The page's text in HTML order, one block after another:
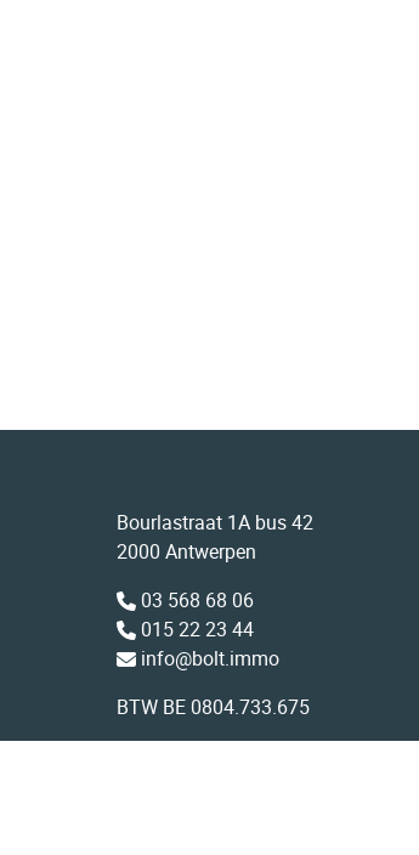
Bourlastraat 1A bus 42
2000 Antwerpen
03 568 68 06
015 22 23 44
info@bolt.immo
BTW BE 0804.733.675